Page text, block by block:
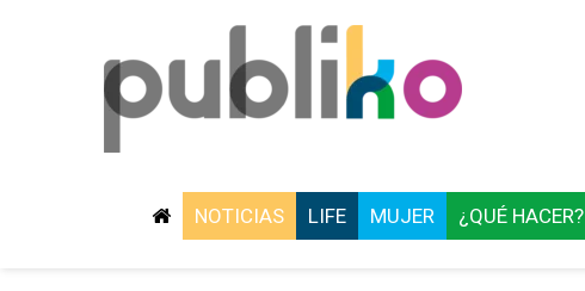
NOTICIAS LIFE MUJER ¿QUÉ HACER?